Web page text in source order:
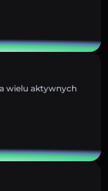
wielu aktywnych